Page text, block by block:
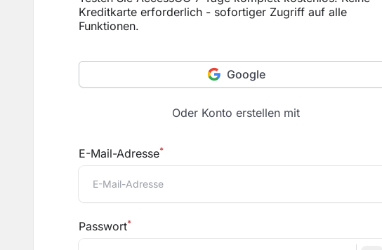
Kreditkarte erforderlich - sofortiger Zugriff auf alle
Funktionen.
Google
Oder Konto erstellen mit
E-Mail-Adresse*
Passwort*